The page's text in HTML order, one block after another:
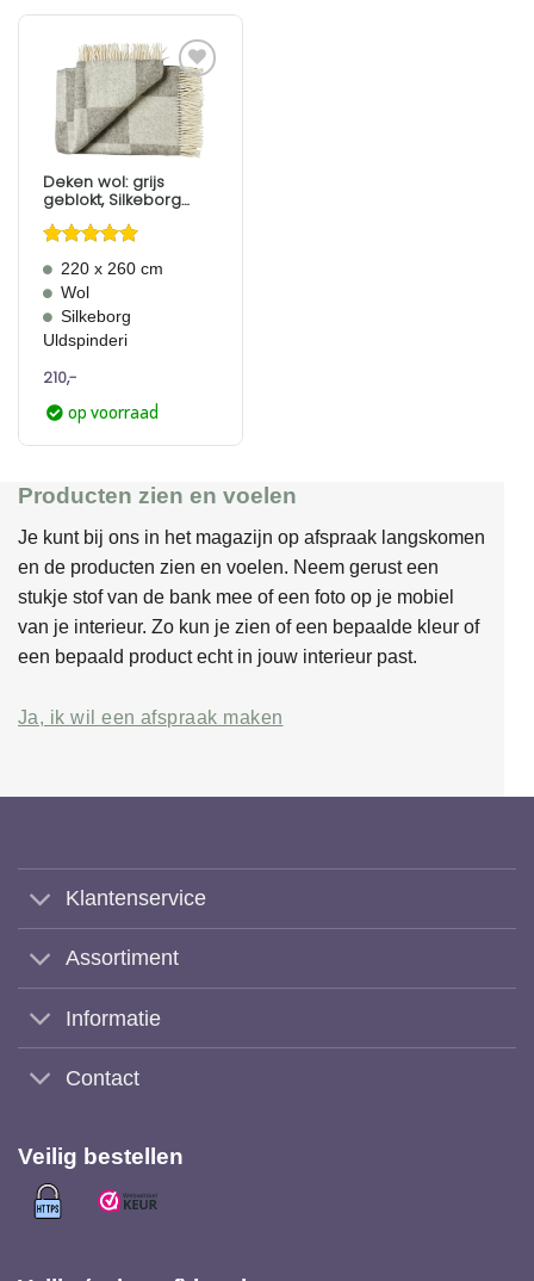
Aan
verlanglijst
toevoegen
Deken wol: grijs
geblokt, Silkeborg
Aero
Gewaardeerd
5 uit 5
220 x 260 cm
Wol
Silkeborg
Uldspinderi
210,-
op voorraad
Producten zien en voelen
Je kunt bij ons in het magazijn op afspraak langskomen
en de producten zien en voelen. Neem gerust een
stukje stof van de bank mee of een foto op je mobiel
van je interieur. Zo kun je zien of een bepaalde kleur of
een bepaald product echt in jouw interieur past.
Ja, ik wil een afspraak maken
Klantenservice
Assortiment
Informatie
Contact
Veilig bestellen